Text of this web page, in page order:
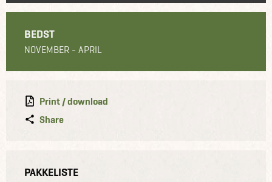
BEDST
NOVEMBER - APRIL
Print / download
Share
PAKKELISTE